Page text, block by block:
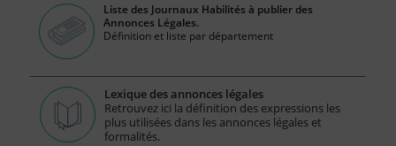
Liste des Journaux Habilités à publier des
Annonces Légales.
Définition et liste par département
Lexique des annonces légales
Retrouvez ici la définition des expressions les
plus utilisées dans les annonces légales et
formalités.